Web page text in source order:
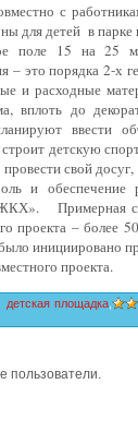
с
для детей в парке
поле 15 на 25
– это порядка 2-х
и расходные
вплоть до
ввести
детскую
свой
и обеспечение
Примерная
проекта – более
инициировано
проекта.
детская площадка ,
пользователи.